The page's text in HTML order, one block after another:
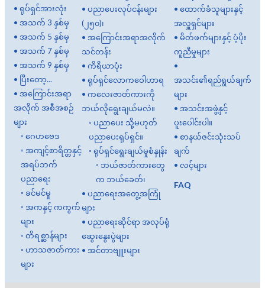
• ရုပ်ရှင်အားလုံး
• အသက် 3 နှစ်မှ
• အသက် 5 နှစ်မှ
• အသက် 7 နှစ်မှ
• အသက် 9 နှစ်မှ
• ပြီးတော့...
• အကြောင်းအရာ
အလိုက် အစီအစဉ်
များ
◦ ဂေဟဗေဒ
◦ အကျင့်စာရိတ္တနှင့်
အရပ်ဘက်
ပညာရေး
◦ ခင်မင်မှု
◦ အကနှင့် ကကွက်
များ
◦ တိရစ္ဆာန်များ
◦ ဟာသဇာတ်ကား
များ
•ပညာပေးလုပ်ငန်းများ
(၂၅၀)၊
•အကြောင်းအရာအလိုက်
သင်တန်း
•ကိရိယာပုံး
•ရုပ်ရှင်လောကဝေါဟာရ
•ကလေးဇာတ်ကားကို
ဘယ်လိုရွေးချယ်မလဲ။
◦ပညာပေး သို့မဟုတ်
ပညာပေးရုပ်ရှင်။
◦ရုပ်ရှင်ရွေးချယ်မှုစံနှုန်း
◦ ဘယ်ဇာတ်ကားတွေ
က ဘယ်ခေတ်၊
•ပညာရေးအတွေ့အကြုံ
များ
•ပညာရေးဆိုင်ရာ အလုပ်ရုံ
ဆွေးနွေးပွဲများ
•အင်တာဗျူးများ
•ထောက်ခံသူများနှင့်
အလှူရှင်များ
•မိတ်ဖက်များနှင့် ပံ့ပိုး
ကူညီမှုများ
•
အသင်း၏ရည်ရွယ်ချက်
များ
•အသင်းအဖွဲ့နှင့်
ပူးပေါင်းပါ။
•စာနယ်ဇင်းသုံးသပ်
ချက်
•လင့်များ
FAQ